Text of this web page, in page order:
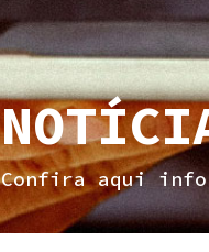
Confira aqui